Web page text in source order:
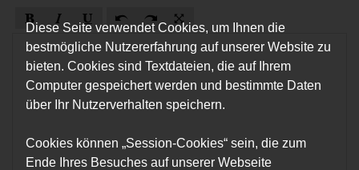
Diese Seite verwendet Cookies, um Ihnen die
bestmögliche Nutzererfahrung auf unserer Website zu
bieten. Cookies sind Textdateien, die auf Ihrem
Computer gespeichert werden und bestimmte Daten
über Ihr Nutzerverhalten speichern.
Cookies können „Session-Cookies“ sein, die zum
Ende Ihres Besuches auf unserer Webseite